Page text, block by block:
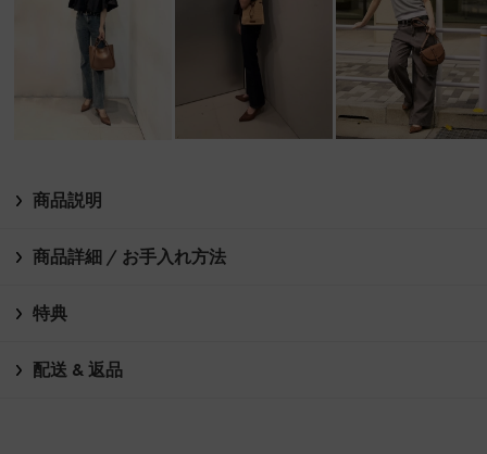
商品説明
商品詳細 / お手入れ方法
特典
配送 & 返品